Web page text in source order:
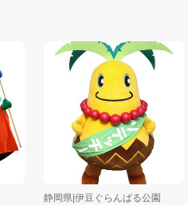
静岡県|伊豆ぐらんぱる公園